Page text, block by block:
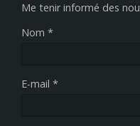
Me tenir informé des
Nom *
E-mail *